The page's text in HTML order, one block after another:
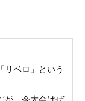
リベロ」という